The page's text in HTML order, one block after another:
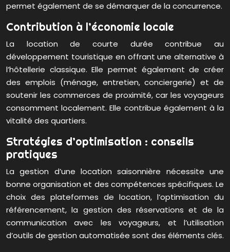
permet également de se démarquer de la concurrence.
Contribution à l’économie locale
La location de courte durée contribue au
développement touristique en offrant une alternative à
l’hôtellerie classique. Elle permet également de créer
des emplois (ménage, entretien, conciergerie) et de
soutenir les commerces de proximité, car les voyageurs
consomment localement. Elle contribue également à la
vitalité des quartiers.
Stratégies d’optimisation : conseils
pratiques
La gestion d’une location saisonnière nécessite une
bonne organisation et des compétences spécifiques. Le
choix des plateformes de location, l’optimisation du
référencement, la gestion des réservations et de la
communication avec les voyageurs, et l’utilisation
d’outils de gestion automatisée sont des éléments clés.